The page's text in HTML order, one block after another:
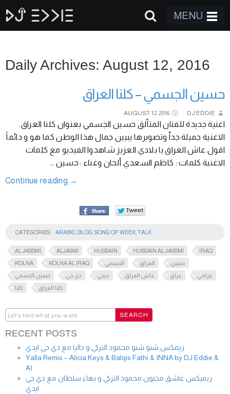
MENU
Daily Archives: August 12, 2016
حسين الجسمي – كلنا العراق
AUGUST 12 2016 DJ EDDIE
اغنية جديدة للفنان المتألق حسين الجسمي بعنوان كلنا العراق.
الاغنية جميلة جداّ وتصويرها يبيين جمال هذا الوطن كما هو و دائماً
اقول عاش العراق يا بلادي العزيز شاهدوا الفيديو مع كلمات
الاغنية كلمات : كاظم السعدي ألحان وغناء : حسين …
Continue reading →
CATEGORIES ARABIC BLOG SONG OF WEEK TALK
AL JASSMI ALJASMI HUSSAIN HUSSAIN AL JASSMI
IRAQ
KOLNA
KOLNA AL IRAQ الجسمي العراق
حسين
حسين الجسمي
دي جي ديجي عاش العراق عراق
عراقي
كلنا
كلنا العراق
RECENT POSTS
ريمكس شنو شنو محمود التركي و داليا مع دي جي ايدي
Yalla Remix – Alicia Keys & Balqis Fathi & INNA by DJ Eddie &
AI
ريميكس عاشق مجنون محمود التركي و بهاء سلطان مع دي جي
ايدي